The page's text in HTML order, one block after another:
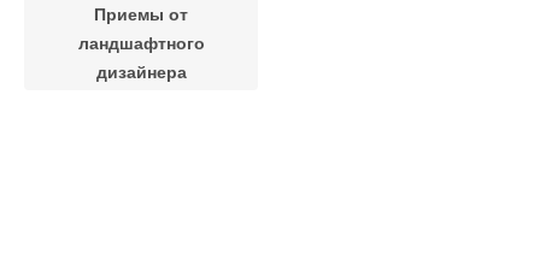
Приемы от
ландшафтного
дизайнера